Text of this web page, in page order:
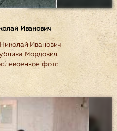
Иванович
Иванович
Мордовия
фото